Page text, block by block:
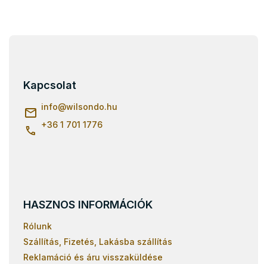
Kapcsolat
info@wilsondo.hu
+36 1 701 1776
HASZNOS INFORMÁCIÓK
Rólunk
Szállítás, Fizetés, Lakásba szállítás
Reklamáció és áru visszaküldése